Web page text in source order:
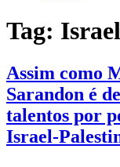
Tag:
Assim como
Sarandon é
talentos por
Israel-